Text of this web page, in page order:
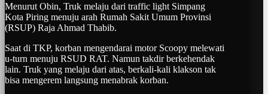
Menurut Obin, Truk melaju dari traffic light Simpang
Kota Piring menuju arah Rumah Sakit Umum Provinsi
(RSUP) Raja Ahmad Thabib.
Saat di TKP, korban mengendarai motor Scoopy melewati
u-turn menuju RSUD RAT. Namun takdir berkehendak
lain. Truk yang melaju dari atas, berkali-kali klakson tak
bisa mengerem langsung menabrak korban.